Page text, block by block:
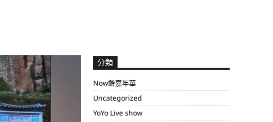
分類
Now齡嘉年華
Uncategorized
YoYo Live show